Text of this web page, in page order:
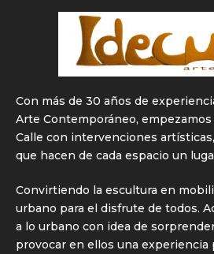
Con más de 30 años de
Arte Contemporáneo, empezamos
Calle con intervenciones
que hacen de cada espacio un
Convirtiendo la escultura en
urbano para el disfrute de todos.
a lo urbano con idea de
provocar en ellos una experiencia